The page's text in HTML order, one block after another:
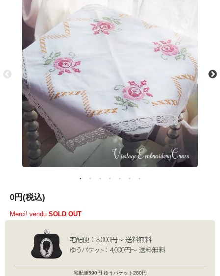
0円(税込)
Merci! vendu SOLD OUT
宅配便590円 ゆうパケット280円